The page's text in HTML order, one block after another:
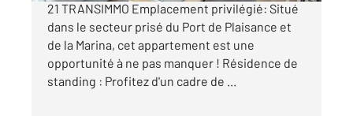
21 TRANSIMMO Emplacement privilégié: Situé
dans le secteur prisé du Port de Plaisance et
de la Marina, cet appartement est une
opportunité à ne pas manquer ! Résidence de
standing : Profitez d'un cadre de ...